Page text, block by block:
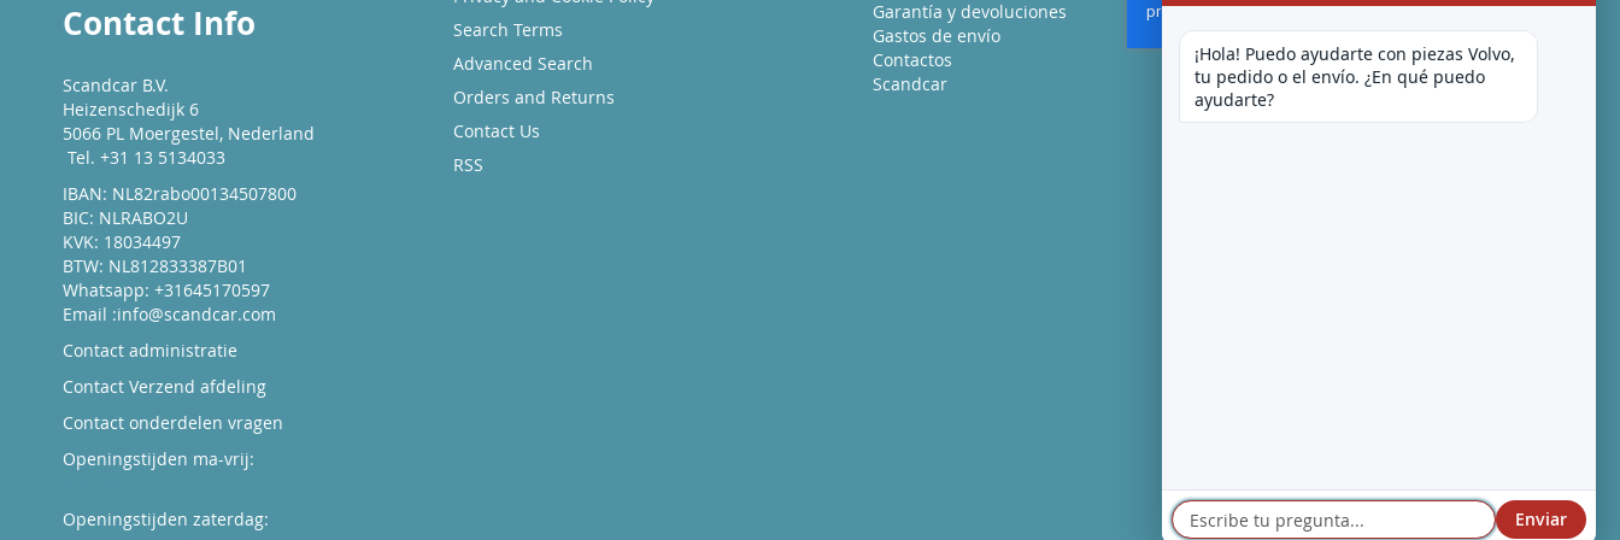
Contact Info
Scandcar B.V.
Heizenschedijk 6
5066 PL Moergestel, Nederland
Tel. +31 13 5134033
IBAN: NL82rabo00134507800
BIC: NLRABO2U
KVK: 18034497
BTW: NL812833387B01
Whatsapp: +31645170597
Email :info@scandcar.com
Contact administratie
Contact Verzend afdeling
Contact onderdelen vragen
Openingstijden ma-vrij:
Openingstijden zaterdag:
Search Terms
Advanced Search
Orders and Returns
Contact Us
RSS
Garantía y devoluciones
Gastos de envío
Contactos
Scandcar
¡Hola! Puedo ayudarte con piezas Volvo,
tu pedido o el envío. ¿En qué puedo
ayudarte?
Enviar